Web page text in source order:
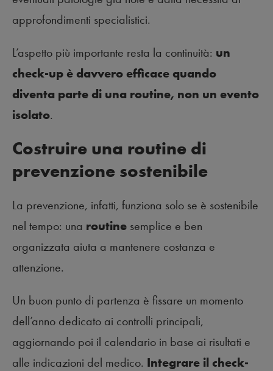
approfondimenti specialistici.
L’aspetto più importante resta la continuità: un
check-up è davvero efficace quando
diventa parte di una routine, non un evento
isolato.
Costruire una routine di
prevenzione sostenibile
La prevenzione, infatti, funziona solo se è sostenibile
nel tempo: una routine semplice e ben
organizzata aiuta a mantenere costanza e
attenzione.
Un buon punto di partenza è fissare un momento
dell’anno dedicato ai controlli principali,
aggiornando poi il calendario in base ai risultati e
alle indicazioni del medico. Integrare il check-